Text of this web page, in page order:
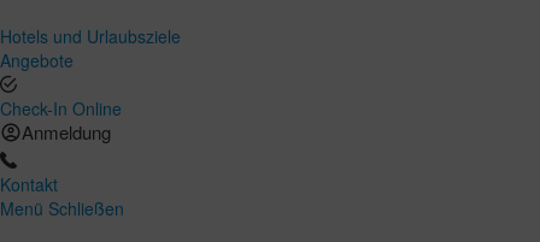
Hotels und Urlaubsziele
Angebote
Check-In Online
Anmeldung
Kontakt
Menü Schließen